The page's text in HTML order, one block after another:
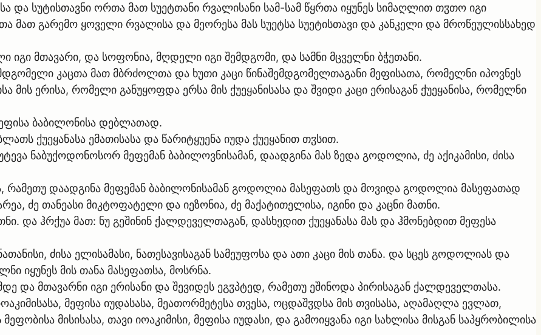
და სუტისთავნი ორთა მათ სუეტთანი რვალისანი სამ-სამ წყრთა იყუნეს სიმაღლით თჳთო იგი
მათ გარემო ყოველი რვალისა და მეორესა მას სუეტსა სუეტისთავი და კანკელი და მროწეულისსახედ
იგი მთავარი, და სოფონია, მღდელი იგი შემდგომი, და სამნი მცველნი ბჭეთანი.
კაცთა მათ მბრძოლთა და ხუთი კაცი წინაშემდგომელთაგანი მეფისათა, რომელნი იპოვნეს
მის ერისა, რომელი განუყოფდა ერსა მის ქუეყანისასა და შვიდი კაცი ერისაგან ქუეყანისა, რომელნი
ბაბილონისა დებლათად.
ქუეყანასა ემათისასა და წარიტყუენა იუდა ქუეყანით თჳსით.
ნაბუქოდონოსორ მეფემან ბაბილოვნისამან, დაადგინა მას ზედა გოდოლია, ძე აქიკამისი, ძისა
რამეთუ დაადგინა მეფემან ბაბილონისამან გოდოლია მასეფათს და მოვიდა გოდოლია მასეფათად
ძე თანეასი მიკტოფატელი და იეზონია, ძე მაქატითელისა, იგინი და კაცნი მათნი.
და ჰრქუა მათ: ნუ გეშინინ ქალდეველთაგან, დასხედით ქუეყანასა მას და ჰმონებდით მეფესა
ძისა ელისამასი, ნათესავისაგან სამეუფოსა და ათი კაცი მის თანა. და სცეს გოდოლიას და
იყუნეს მის თანა მასეფათსა, მოსრნა.
და მთავარნი იგი ერისანი და შევიდეს ეგჳპტედ, რამეთუ ეშინოდა პირისაგან ქალდეველთასა.
მეფისა იუდასასა, მეათორმეტესა თვესა, ოცდაშჳდსა მის თვისასა, აღამაღლა ევლათ,
მისისასა, თავი იოაკიმისი, მეფისა იუდასი, და გამოიყვანა იგი სახლისა მისგან საპყრობილისა